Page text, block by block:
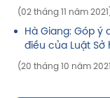
(02 tháng 11 năm
Hà Giang: Góp ý
điều của Luật Sở
(20 tháng 10 năm